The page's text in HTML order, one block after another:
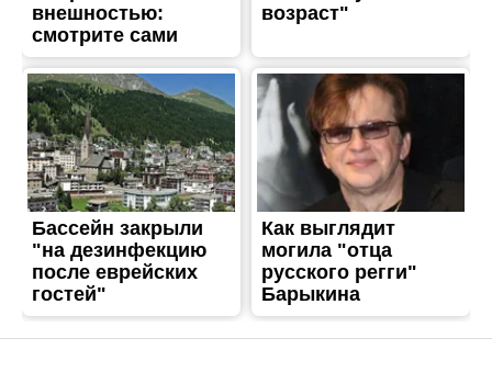
ЖИТТЯ
На Дніпропетровщині
чоловік зґвалтував 8-річну
племінницю
Опубліковано23.11.2022